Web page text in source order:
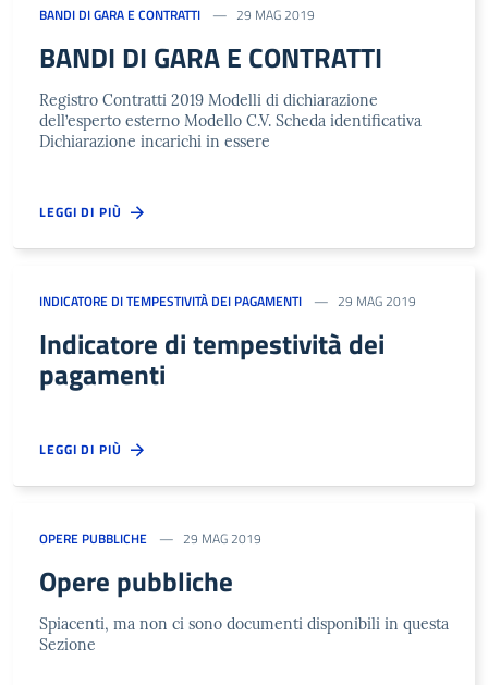
BANDI DI GARA E CONTRATTI 29 MAG 2019
BANDI DI GARA E CONTRATTI
Registro Contratti 2019 Modelli di dichiarazione
dell’esperto esterno Modello C.V. Scheda identificativa
Dichiarazione incarichi in essere
LEGGI DI PIÙ
INDICATORE DI TEMPESTIVITÀ DEI PAGAMENTI 29 MAG 2019
Indicatore di tempestività dei
pagamenti
LEGGI DI PIÙ
OPERE PUBBLICHE 29 MAG 2019
Opere pubbliche
Spiacenti, ma non ci sono documenti disponibili in questa
Sezione